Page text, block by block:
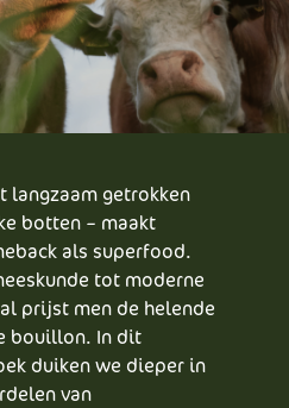
langzaam getrokken
botten – maakt
als superfood.
tot moderne
prijst men de helende
bouillon. In dit
duiken we dieper in
van